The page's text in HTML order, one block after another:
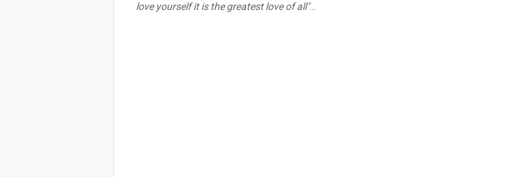
love yourself it is the greatest love of all"...